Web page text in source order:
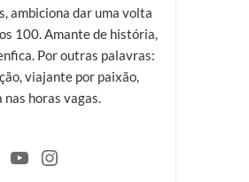
ambiciona dar uma volta
100. Amante de história,
Por outras palavras:
viajante por paixão,
nas horas vagas.